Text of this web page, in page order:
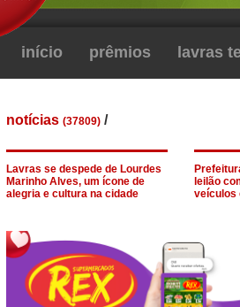
início prêmios lavras
notícias (37809) /
Lavras se despede de Lourdes
Marinho Alves, um ícone de
alegria e cultura na cidade
leilão
veículos